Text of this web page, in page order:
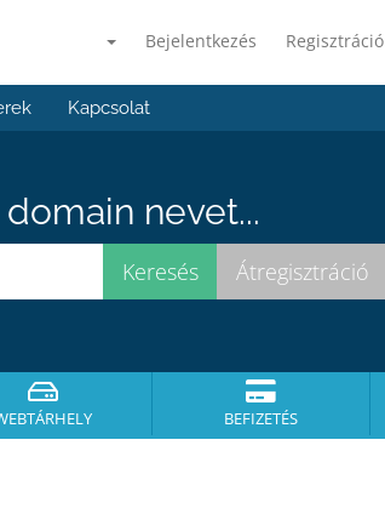
Bejelentkezés Regisztráció
Kapcsolat
nevet...
BEFIZETÉS